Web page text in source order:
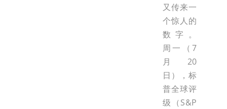
又传来一
个惊人的
数字。
周一（7
月20
日），标
普全球评
级（S&P